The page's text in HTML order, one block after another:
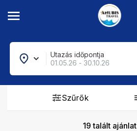
Utazás időpontja
01.05.26 - 30.10.26
Szűrők
19 talált ajánlat